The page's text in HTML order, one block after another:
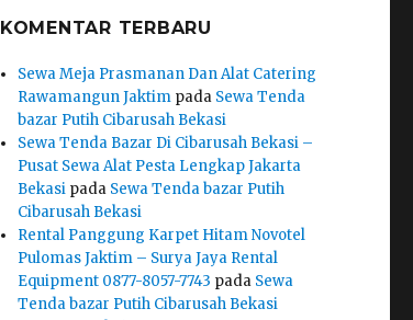
KOMENTAR TERBARU
Sewa Meja Prasmanan Dan Alat Catering
Rawamangun Jaktim pada Sewa Tenda
bazar Putih Cibarusah Bekasi
Sewa Tenda Bazar Di Cibarusah Bekasi –
Pusat Sewa Alat Pesta Lengkap Jakarta
Bekasi pada Sewa Tenda bazar Putih
Cibarusah Bekasi
Rental Panggung Karpet Hitam Novotel
Pulomas Jaktim – Surya Jaya Rental
Equipment 0877-8057-7743 pada Sewa
Tenda bazar Putih Cibarusah Bekasi